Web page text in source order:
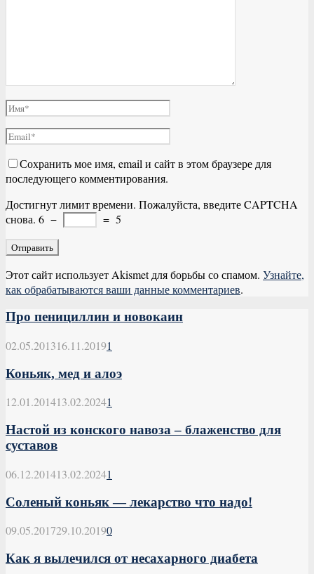
Сохранить мое имя, email и сайт в этом браузере для
последующего комментирования.
Достигнут лимит времени. Пожалуйста, введите CAPTCHA
снова. 6 − = 5
Этот сайт использует Akismet для борьбы со спамом. Узнайте,
как обрабатываются ваши данные комментариев.
Про пенициллин и новокаин
02.05.201316.11.20191
Коньяк, мед и алоэ
12.01.201413.02.20241
Настой из конского навоза – блаженство для
суставов
06.12.201413.02.20241
Соленый коньяк — лекарство что надо!
09.05.201729.10.20190
Как я вылечился от несахарного диабета